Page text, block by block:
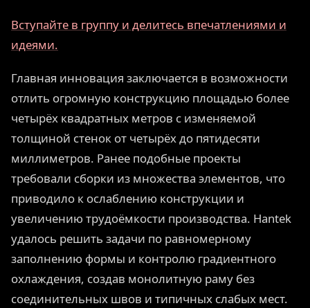
Вступайте в группу и делитесь впечатлениями и
идеями.
Главная инновация заключается в возможности
отлить огромную конструкцию площадью более
четырёх квадратных метров с изменяемой
толщиной стенок от четырёх до пятидесяти
миллиметров. Ранее подобные проекты
требовали сборки из множества элементов, что
приводило к ослаблению конструкции и
увеличению трудоёмкости производства. Hantek
удалось решить задачи по равномерному
заполнению формы и контролю градиентного
охлаждения, создав монолитную раму без
соединительных швов и типичных слабых мест.